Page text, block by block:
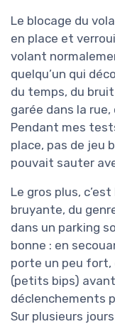
Le blocage du
en place et
volant
quelqu’un qui
du temps, du
garée dans la
Pendant mes
place, pas de jeu
pouvait sauter
Le gros plus, c’est
bruyante, du
dans un parking
bonne : en
porte un peu fort,
(petits bips)
déclenchements
Sur plusieurs